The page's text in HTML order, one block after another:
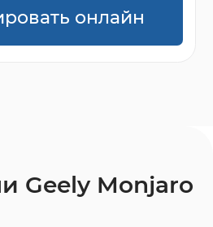
онлайн
Geely Monjaro